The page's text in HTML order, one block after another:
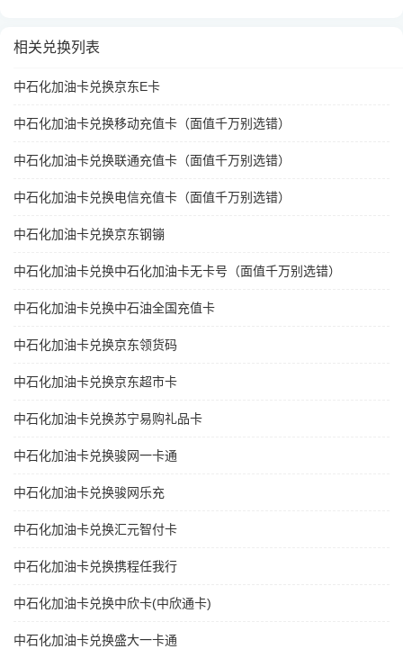
相关兑换列表
中石化加油卡兑换京东E卡
中石化加油卡兑换移动充值卡（面值千万别选错）
中石化加油卡兑换联通充值卡（面值千万别选错）
中石化加油卡兑换电信充值卡（面值千万别选错）
中石化加油卡兑换京东钢镚
中石化加油卡兑换中石化加油卡无卡号（面值千万别选错）
中石化加油卡兑换中石油全国充值卡
中石化加油卡兑换京东领货码
中石化加油卡兑换京东超市卡
中石化加油卡兑换苏宁易购礼品卡
中石化加油卡兑换骏网一卡通
中石化加油卡兑换骏网乐充
中石化加油卡兑换汇元智付卡
中石化加油卡兑换携程任我行
中石化加油卡兑换中欣卡(中欣通卡)
中石化加油卡兑换盛大一卡通